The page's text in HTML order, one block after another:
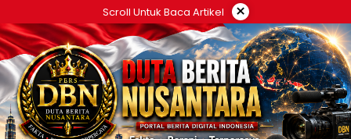
ke
konten
Scroll Untuk Baca Artikel ×